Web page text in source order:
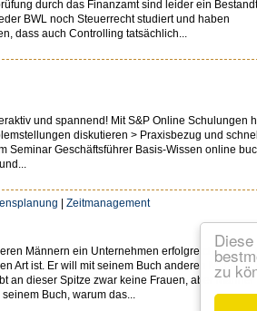
zu
durch das Finanzamt sind leider ein
BWL noch Steuerrecht studiert und haben
dass auch Controlling tatsächlich...
und spannend! Mit S&P Online Schulungen
diskutieren > Praxisbezug und
Seminar Geschäftsführer Basis-Wissen online
| Zeitmanagement
Männern ein Unternehmen erfolgreich leiten.
Art ist. Er will mit seinem Buch anderen Männern
an dieser Spitze zwar keine Frauen, aber Männer
Buch, warum das...